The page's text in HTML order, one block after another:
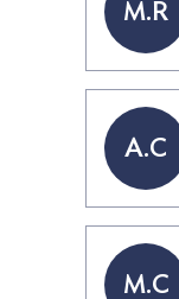
M.R
A.C
M.C